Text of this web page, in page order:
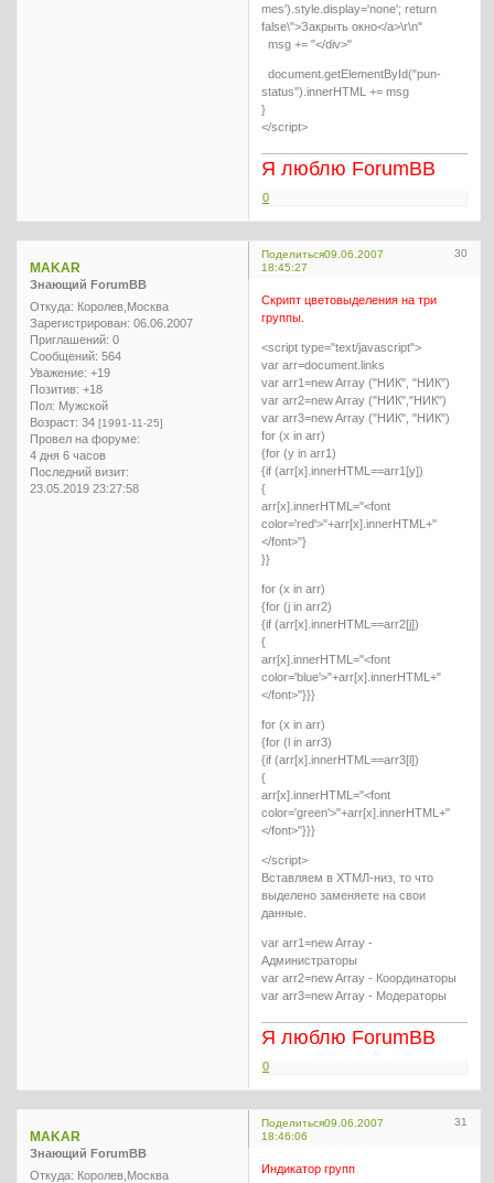
mes').style.display='none'; return
false\">Закрыть окно</a>\r\n"
msg += "</div>"
document.getElementById("pun-
status").innerHTML += msg
}
</script>
Я люблю ForumBB
0
Поделиться 30
09.06.2007
18:45:27
MAKAR
Знающий ForumBB
Откуда: Королев,Москва
Зарегистрирован: 06.06.2007
Приглашений: 0
Сообщений: 564
Уважение: +19
Позитив: +18
Пол: Мужской
Возраст: 34 [1991-11-25]
Провел на форуме:
4 дня 6 часов
Последний визит:
23.05.2019 23:27:58
Скрипт цветовыделения на три
группы.
<script type="text/javascript">
var arr=document.links
var arr1=new Array ("НИК", "НИК")
var arr2=new Array ("НИК","НИК")
var arr3=new Array ("НИК", "НИК")
for (x in arr)
{for (y in arr1)
{if (arr[x].innerHTML==arr1[y])
{
arr[x].innerHTML="<font
color='red'>"+arr[x].innerHTML+"
</font>"}
}}
for (x in arr)
{for (j in arr2)
{if (arr[x].innerHTML==arr2[j])
{
arr[x].innerHTML="<font
color='blue'>"+arr[x].innerHTML+"
</font>"}}}
for (x in arr)
{for (l in arr3)
{if (arr[x].innerHTML==arr3[l])
{
arr[x].innerHTML="<font
color='green'>"+arr[x].innerHTML+"
</font>"}}}
</script>
Вставляем в ХТМЛ-низ, то что
выделено заменяете на свои
данные.
var arr1=new Array -
Администраторы
var arr2=new Array - Координаторы
var arr3=new Array - Модераторы
Я люблю ForumBB
0
Поделиться 31
09.06.2007
18:46:06
MAKAR
Знающий ForumBB
Откуда: Королев,Москва
Индикатор групп